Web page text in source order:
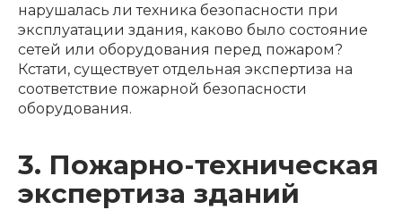
нарушалась ли техника безопасности при
эксплуатации здания, каково было состояние
сетей или оборудования перед пожаром?
Кстати, существует отдельная экспертиза на
соответствие пожарной безопасности
оборудования.
3. Пожарно-техническая
экспертиза зданий